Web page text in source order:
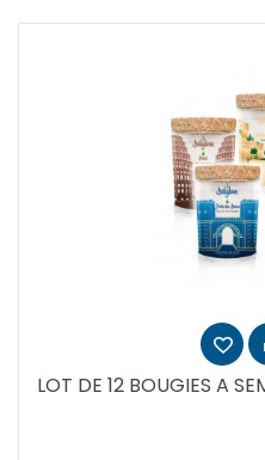
LOT DE 12 BOUGIES A